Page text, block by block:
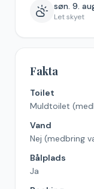
søn. 9.
Let skyet
Fakta
Toilet
Muldtoilet
Vand
Nej (medbring
Bålplads
Ja